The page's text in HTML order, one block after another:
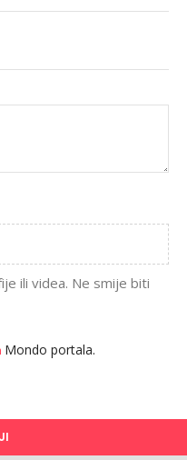
ili videa. Ne smije biti
Mondo portala.